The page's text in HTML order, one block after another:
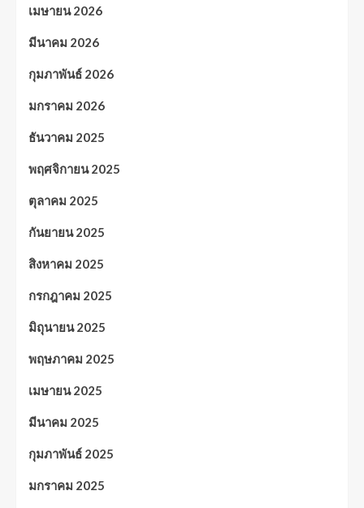
เมษายน 2026
มีนาคม 2026
กุมภาพันธ์ 2026
มกราคม 2026
ธันวาคม 2025
พฤศจิกายน 2025
ตุลาคม 2025
กันยายน 2025
สิงหาคม 2025
กรกฎาคม 2025
มิถุนายน 2025
พฤษภาคม 2025
เมษายน 2025
มีนาคม 2025
กุมภาพันธ์ 2025
มกราคม 2025